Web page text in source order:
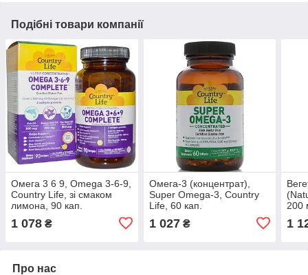
Подібні товари компанії
Омега 3 6 9, Omega 3-6-9,
Country Life, зі смаком
лимона, 90 кап.
1 078 ₴
Омега-3 (концентрат),
Super Omega-3, Country
Life, 60 кап.
1 027₴
200
1
Про нас